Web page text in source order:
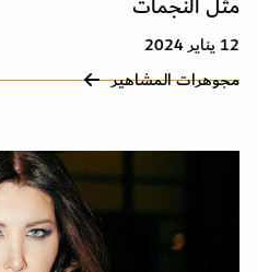
12 يناير 2024
مجوهرات المشاهير